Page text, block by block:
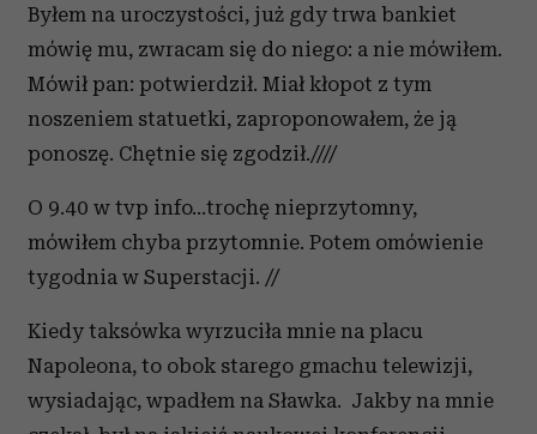
Byłem na uroczystości, już gdy trwa bankiet
mówię mu, zwracam się do niego: a nie mówiłem.
Mówił pan: potwierdził. Miał kłopot z tym
noszeniem statuetki, zaproponowałem, że ją
ponoszę. Chętnie się zgodził.////
O 9.40 w tvp info...trochę nieprzytomny,
mówiłem chyba przytomnie. Potem omówienie
tygodnia w Superstacji. //
Kiedy taksówka wyrzuciła mnie na placu
Napoleona, to obok starego gmachu telewizji,
wysiadając, wpadłem na Sławka. Jakby na mnie